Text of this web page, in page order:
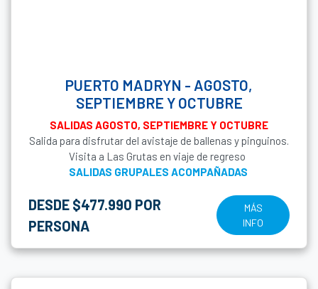
PUERTO MADRYN - AGOSTO,
SEPTIEMBRE Y OCTUBRE
SALIDAS AGOSTO, SEPTIEMBRE Y OCTUBRE
Salida para disfrutar del avistaje de ballenas y pinguinos.
Visita a Las Grutas en viaje de regreso
SALIDAS GRUPALES ACOMPAÑADAS
DESDE $477.990 POR
PERSONA
MÁS
INFO